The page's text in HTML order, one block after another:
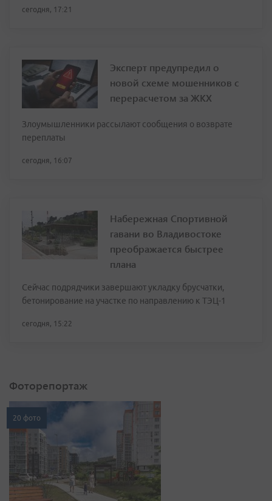
сегодня, 17:21
Эксперт предупредил о
новой схеме мошенников с
перерасчетом за ЖКХ
Злоумышленники рассылают сообщения о возврате
переплаты
сегодня, 16:07
Набережная Спортивной
гавани во Владивостоке
преображается быстрее
плана
Сейчас подрядчики завершают укладку брусчатки,
бетонирование на участке по направлению к ТЭЦ-1
сегодня, 15:22
Фоторепортаж
20 фото